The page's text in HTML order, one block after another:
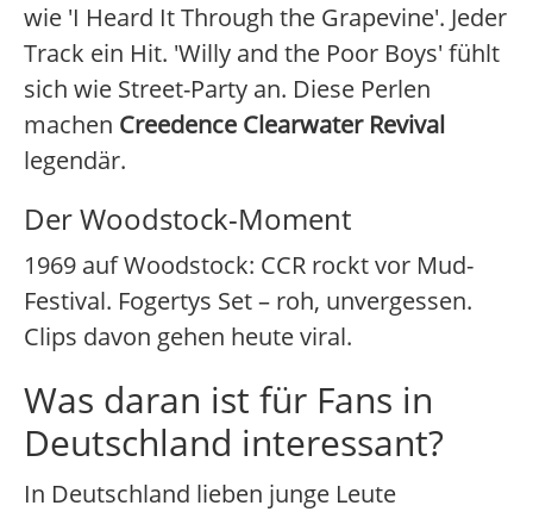
wie 'I Heard It Through the Grapevine'. Jeder
Track ein Hit. 'Willy and the Poor Boys' fühlt
sich wie Street-Party an. Diese Perlen
machen Creedence Clearwater Revival
legendär.
Der Woodstock-Moment
1969 auf Woodstock: CCR rockt vor Mud-
Festival. Fogertys Set – roh, unvergessen.
Clips davon gehen heute viral.
Was daran ist für Fans in
Deutschland interessant?
In Deutschland lieben junge Leute